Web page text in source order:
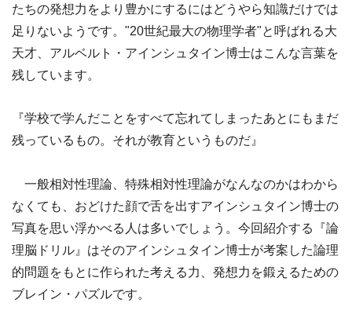
たちの発想力をより豊かにするにはどうやら知識だけでは
足りないようです。"20世紀最大の物理学者"と呼ばれる大
天才、アルベルト・アインシュタイン博士はこんな言葉を
残しています。
『学校で学んだことをすべて忘れてしまったあとにもまだ
残っているもの。それが教育というものだ』
一般相対性理論、特殊相対性理論がなんなのかはわから
なくても、おどけた顔で舌を出すアインシュタイン博士の
写真を思い浮かべる人は多いでしょう。今回紹介する『論
理脳ドリル』はそのアインシュタイン博士が考案した論理
的問題をもとに作られた考える力、発想力を鍛えるための
ブレイン・パズルです。